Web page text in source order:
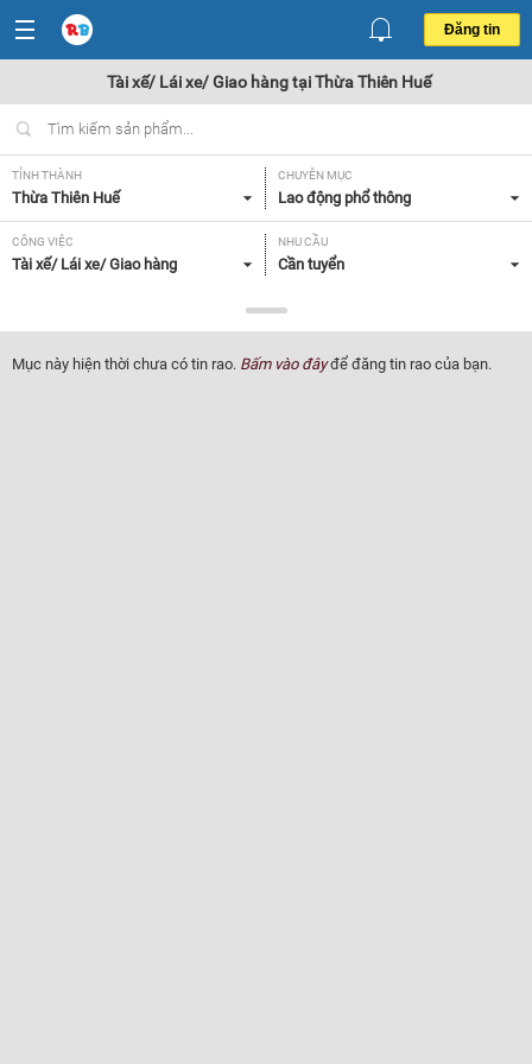
Đăng tin
Tài xế/ Lái xe/ Giao hàng tại Thừa Thiên Huế
TỈNH THÀNH
Thừa Thiên Huế
CHUYÊN MỤC
Lao động phổ thông
CÔNG VIỆC
Tài xế/ Lái xe/ Giao hàng
NHU CẦU
Cần tuyển
Tất cả
Mục này hiện thời chưa có tin rao. Bấm vào đâyđể đăng tin rao của bạn.